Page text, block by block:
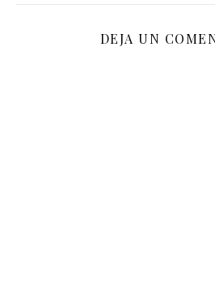
DEJA UN